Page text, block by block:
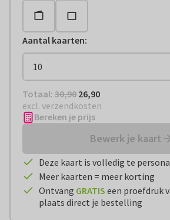
Aantal kaarten:
Totaal: € 26,90
Totaal: 30,90 26,90
excl. verzendkosten
Bereken je prijs
Bewerk je kaart
Deze kaart is volledig te
Meer kaarten = meer korting
Ontvang GRATIS een proefdruk
plaats direct je bestelling